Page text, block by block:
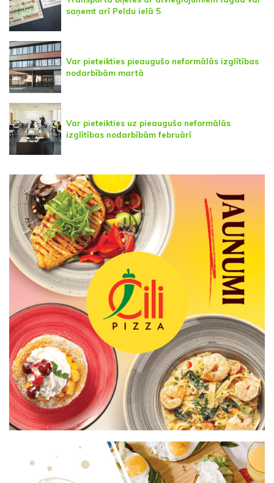
saņemt arī Peldu ielā 5
Var pieteikties pieaugušo neformālās izglītības
nodarbībām martā
Var pieteikties uz pieaugušo neformālās
izglītības nodarbībām februārī